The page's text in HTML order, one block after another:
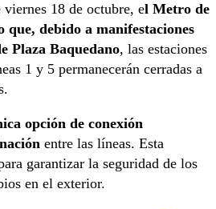
18 de octubre, el Metro de
que, debido a manifestaciones
Plaza Baquedano, las estaciones
1 y 5 permanecerán cerradas a
opción de conexión
entre las líneas. Esta
garantizar la seguridad de los
en el exterior.